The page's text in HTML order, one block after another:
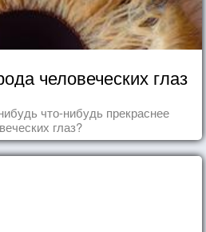
человеческих глаз
что-нибудь прекраснее
глаз?